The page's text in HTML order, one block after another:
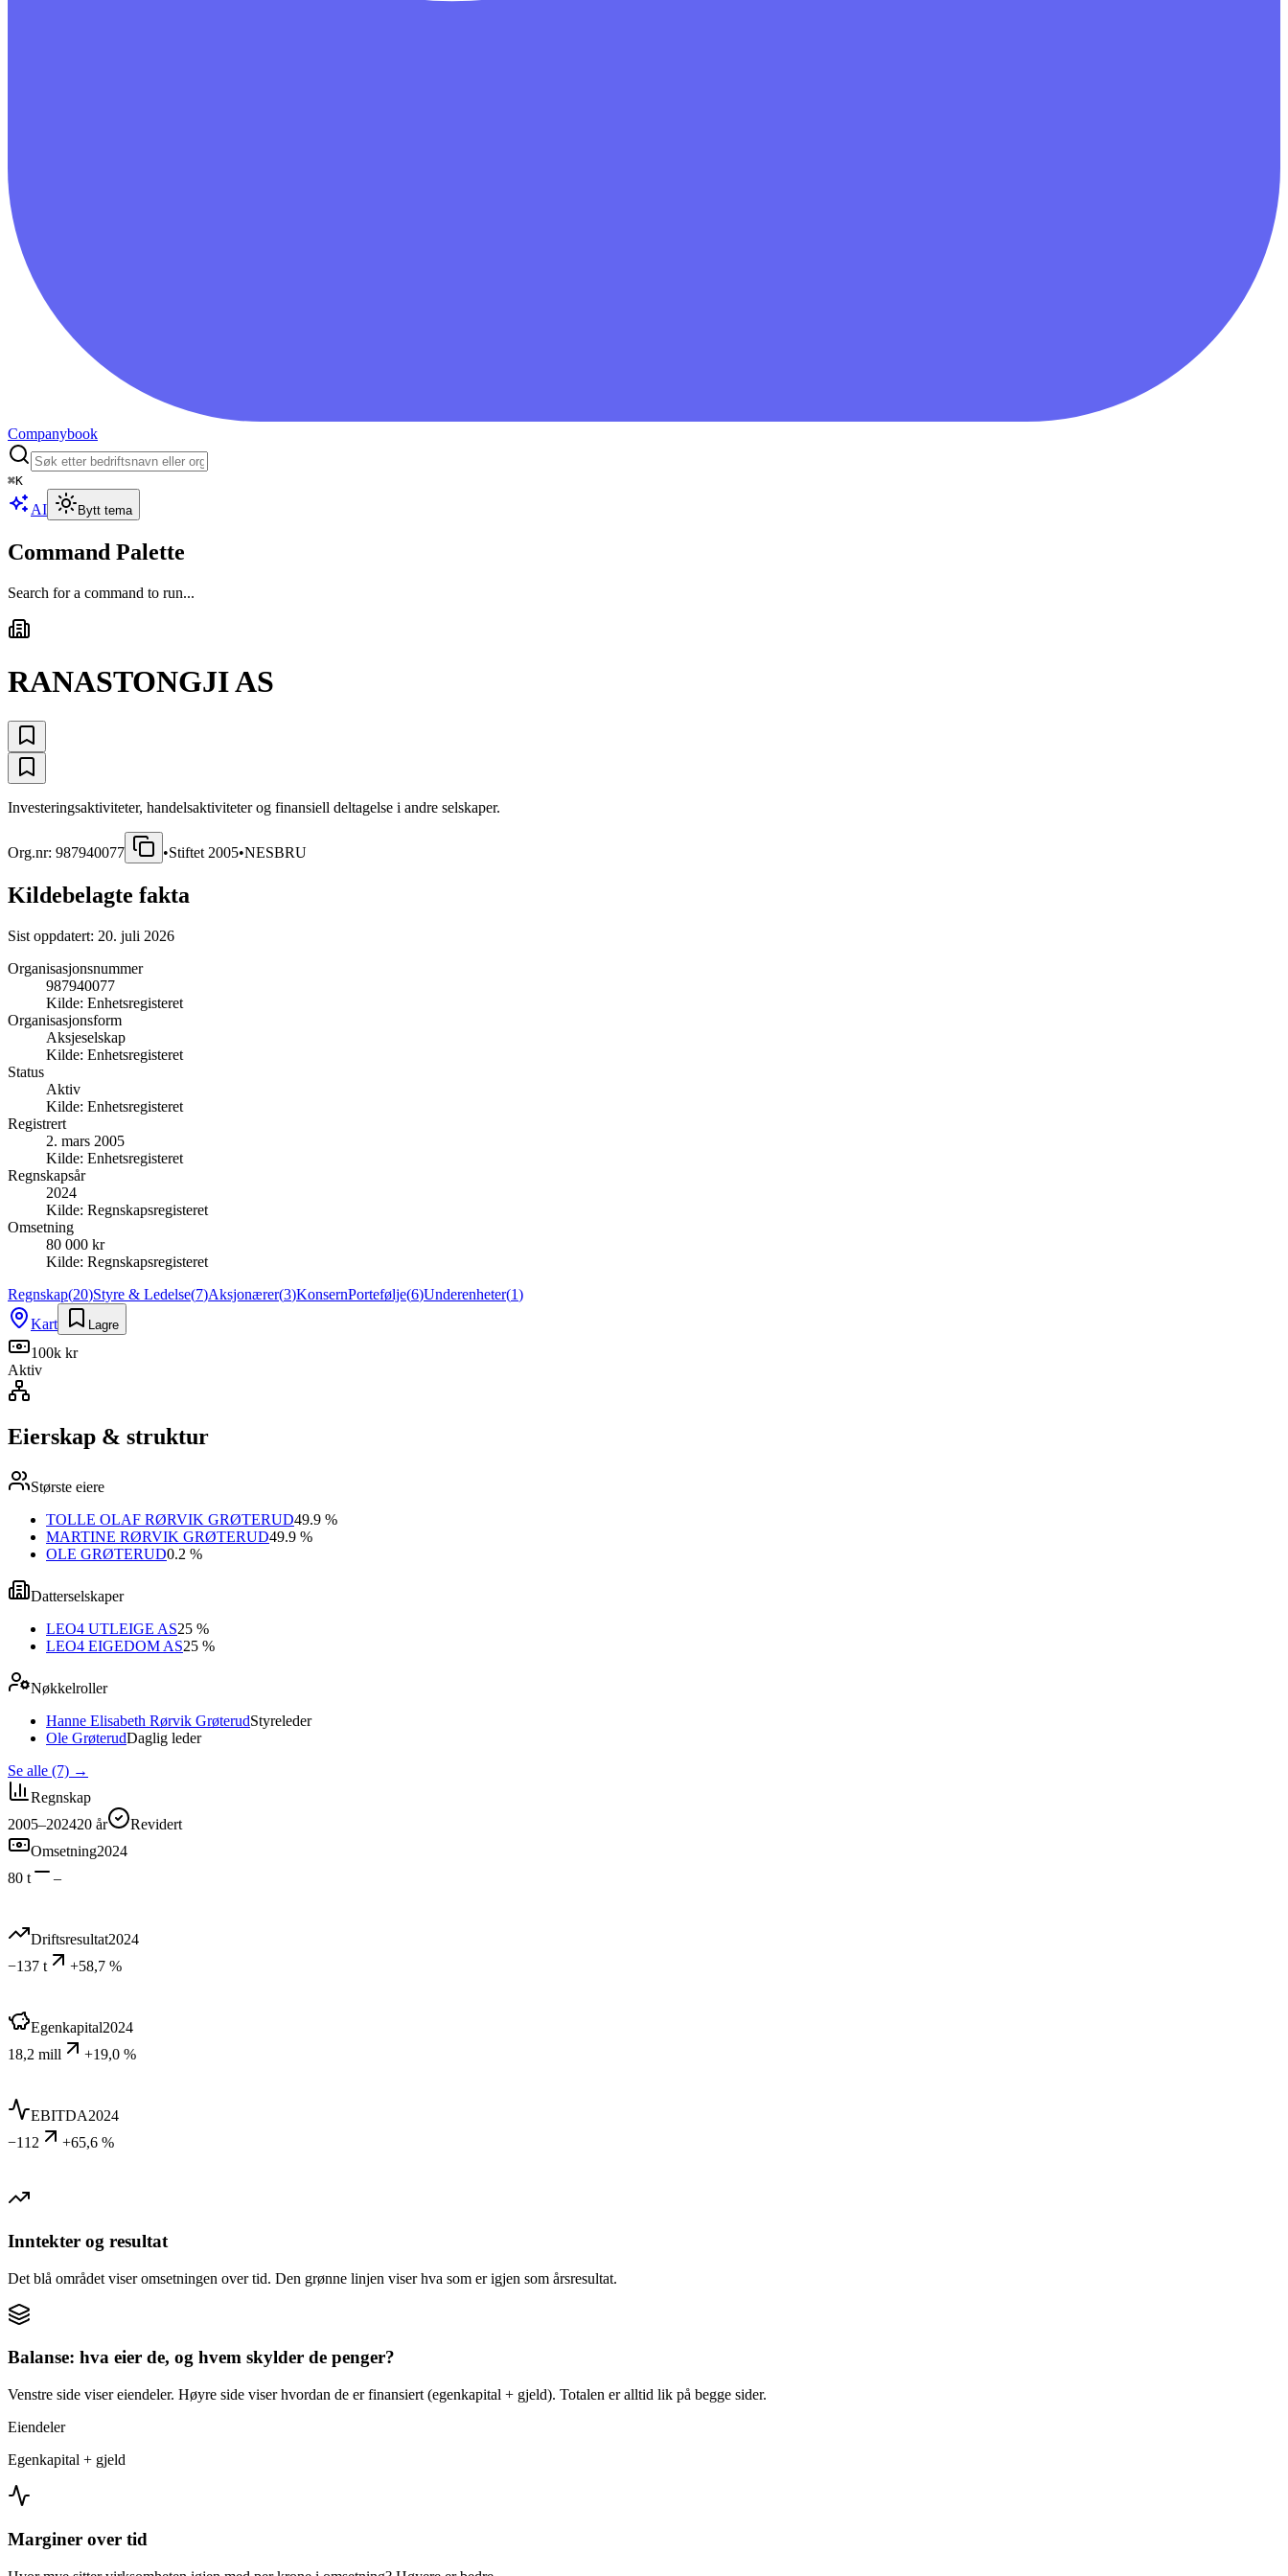
Companybook
⌘K
AI Bytt tema
Command Palette
Search for a command to run...
RANASTONGJI AS
Investeringsaktiviteter, handelsaktiviteter og finansiell deltagelse i andre selskaper.
Org.nr: 987940077 •Stiftet 2005•NESBRU
Kildebelagte fakta
Sist oppdatert: 20. juli 2026
Organisasjonsnummer
987940077
Kilde: Enhetsregisteret
Organisasjonsform
Aksjeselskap
Kilde: Enhetsregisteret
Status
Aktiv
Kilde: Enhetsregisteret
Registrert
2. mars 2005
Kilde: Enhetsregisteret
Regnskapsår
2024
Kilde: Regnskapsregisteret
Omsetning
80 000 kr
Kilde: Regnskapsregisteret
Regnskap(20)Styre & Ledelse(7)Aksjonærer(3)KonsernPortefølje(6)Underenheter(1)
Kart
Lagre
100k kr
Aktiv
Eierskap & struktur
Største eiere
TOLLE OLAF RØRVIK GRØTERUD49.9 %
MARTINE RØRVIK GRØTERUD49.9 %
OLE GRØTERUD0.2 %
Datterselskaper
LEO4 UTLEIGE AS25 %
LEO4 EIGEDOM AS25 %
Nøkkelroller
Hanne Elisabeth Rørvik GrøterudStyreleder
Ole GrøterudDaglig leder
Se alle (7) →
Regnskap
2005–202420 år
Revidert
Omsetning2024
80 t
–
Driftsresultat2024
−137 t
+58,7 %
Egenkapital2024
18,2 mill
+19,0 %
EBITDA2024
−112
+65,6 %
Inntekter og resultat
Det blå området viser omsetningen over tid. Den grønne linjen viser hva som er igjen som årsresultat.
Balanse: hva eier de, og hvem skylder de penger?
Venstre side viser eiendeler. Høyre side viser hvordan de er finansiert (egenkapital + gjeld). Totalen er alltid lik på begge sider.
Eiendeler
Egenkapital + gjeld
Marginer over tid